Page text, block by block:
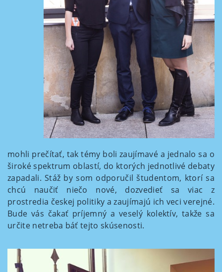
mohli prečítať, tak témy boli zaujímavé a jednalo sa o
široké spektrum oblastí, do ktorých jednotlivé debaty
zapadali. Stáž by som odporučil študentom, ktorí sa
chcú naučiť niečo nové, dozvedieť sa viac z
prostredia českej politiky a zaujímajú ich veci verejné.
Bude vás čakať príjemný a veselý kolektív, takže sa
určite netreba báť tejto skúsenosti.